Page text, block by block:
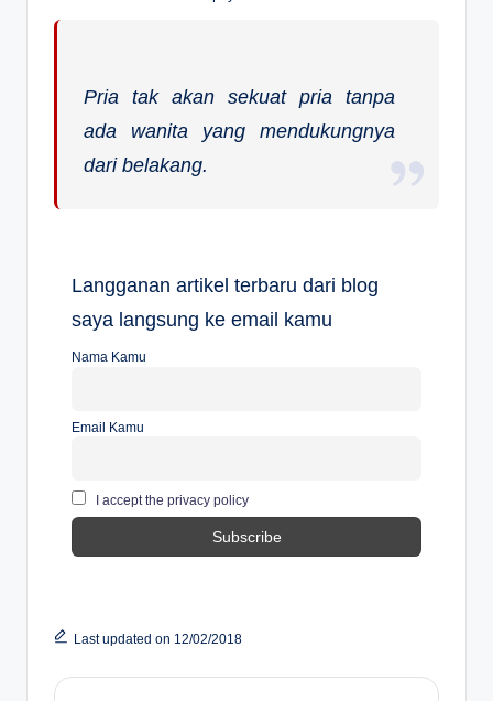
Pria tak akan sekuat pria tanpa
ada wanita yang mendukungnya
dari belakang.
Langganan artikel terbaru dari blog
saya langsung ke email kamu
Nama Kamu
Email Kamu
I accept the privacy policy
Last updated on 12/02/2018